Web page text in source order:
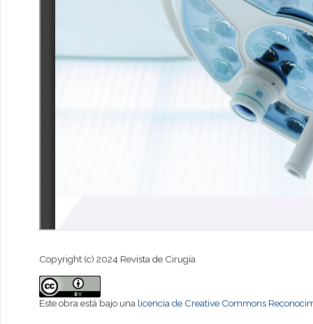
Copyright (c) 2024 Revista de Cirugía
Este obra está bajo una licencia de Creative Commons